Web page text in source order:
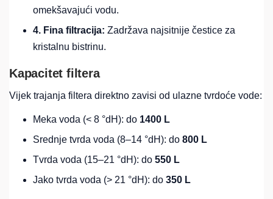
omekšavajući vodu.
4. Fina filtracija: Zadržava najsitnije čestice za
kristalnu bistrinu.
Kapacitet filtera
Vijek trajanja filtera direktno zavisi od ulazne tvrdoće vode:
Meka voda (< 8 °dH): do 1400 L
Srednje tvrda voda (8–14 °dH): do 800 L
Tvrda voda (15–21 °dH): do 550 L
Jako tvrda voda (> 21 °dH): do 350 L